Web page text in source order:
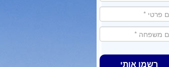
רשמו אותי